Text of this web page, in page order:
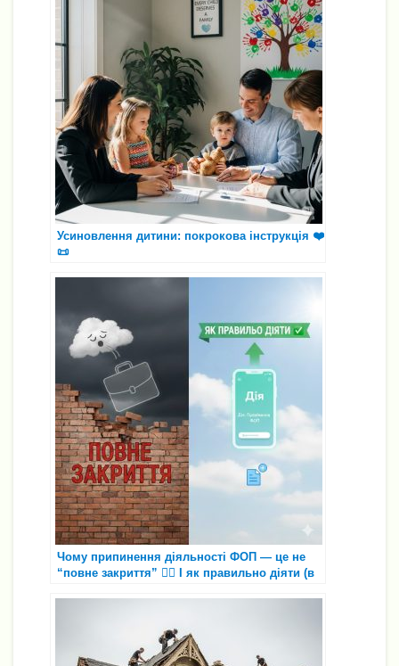
Усиновлення дитини: покрокова інструкція ❤️
📜
Чому припинення діяльності ФОП — це не
“повне закриття” 😮‍💨 І як правильно діяти (в